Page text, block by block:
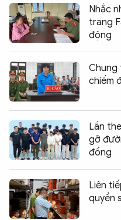
Nhắc
trang
động
Chung
chiếm
Lần
gỡ
đồng
Liên
quyền